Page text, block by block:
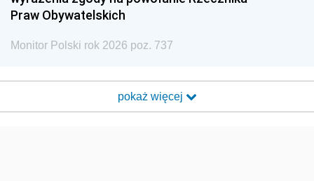
Praw Obywatelskich
Monitor Polski rok 2026 poz. 737
pokaż więcej